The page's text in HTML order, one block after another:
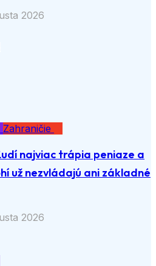
2026
Zahraničie
najviac trápia peniaze a
už nezvládajú ani základné
2026